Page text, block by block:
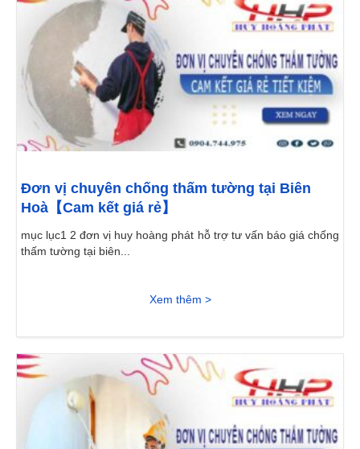
Đơn vị chuyên chống thấm tường tại Biên
Hoà【Cam kết giá rẻ】
mục lục1 2 đơn vị huy hoàng phát hỗ trợ tư vấn báo giá chống
thấm tường tại biên...
Xem thêm >